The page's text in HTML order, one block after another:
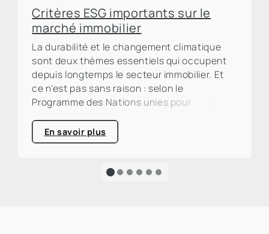
Critères ESG importants sur le
marché immobilier
La durabilité et le changement climatique
sont deux thèmes essentiels qui occupent
depuis longtemps le secteur immobilier. Et
ce n'est pas sans raison : selon le
Programme des Nations unies pour
construction et de l'immobilier est
responsable d'environ un tiers des émissions
appelle à l'action et souligne clairement
En savoir plus